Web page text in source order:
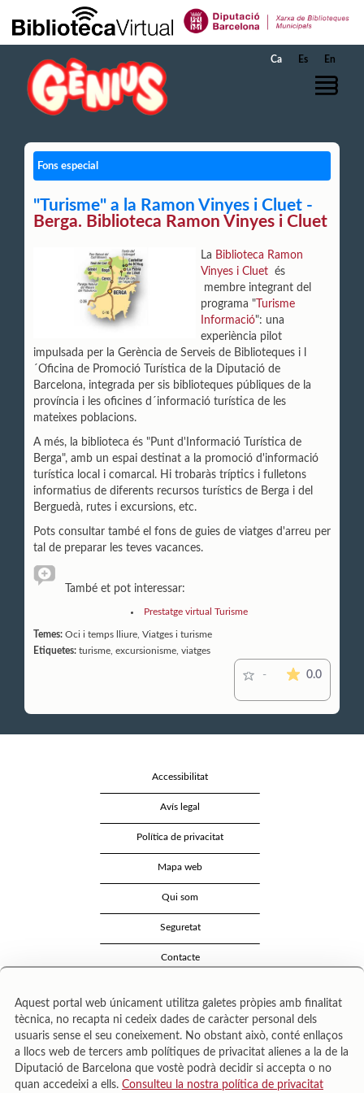
Salta al contingut principal
Ca Es En
Fons especial
"Turisme" a la Ramon Vinyes i Cluet -
Berga. Biblioteca Ramon Vinyes i Cluet
La Biblioteca Ramon
Vinyes i Cluet és
membre integrant del
programa " Turisme
Informació": una
experiència pilot
impulsada per la Gerència de Serveis de Biblioteques i l
´Oficina de Promoció Turística de la Diputació de
Barcelona, integrada per sis biblioteques públiques de la
província i les oficines d´informació turística de les
mateixes poblacions.
A més, la biblioteca és "Punt d'Informació Turística de
Berga", amb un espai destinat a la promoció d'informació
turística local i comarcal. Hi trobaràs tríptics i fulletons
informatius de diferents recursos turístics de Berga i del
Berguedà, rutes i excursions, etc.
Pots consultar també el fons de guies de viatges d'arreu per
tal de preparar les teves vacances.
També et pot interessar:
Prestatge virtual Turisme
Temes: Oci i temps lliure, Viatges i turisme
Etiquetes: turisme, excursionisme, viatges
- 0.0La
Accessibilitat
Avís legal
Política de privacitat
Mapa web
Qui som
Seguretat
Contacte
Área de Cultura – Gerència de Serveis de Biblioteques. Zamora, 73. 08018 Barcelona. Tel:
Aquest portal web únicament utilitza galetes pròpies amb finalitat
tècnica, no recapta ni cedeix dades de caràcter personal dels
usuaris sense el seu coneixement. No obstant això, conté enllaços
a llocs web de tercers amb polítiques de privacitat alienes a la de la
Diputació de Barcelona que vostè podrà decidir si accepta o no
quan accedeixi a ells. Consulteu la nostra política de privacitat